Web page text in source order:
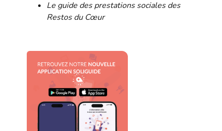
Le guide des prestations sociales des
Restos du Cœur